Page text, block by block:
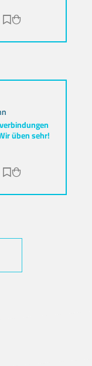
Zur Merkliste
üben sehr!
Zur Merkliste